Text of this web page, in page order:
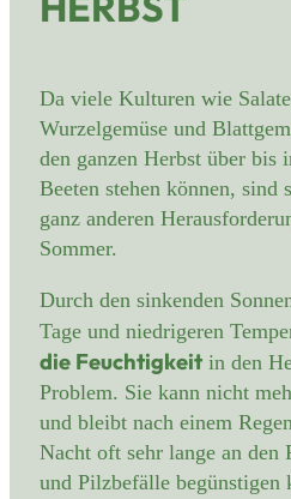
Da viele Kulturen wie
Wurzelgemüse und
den ganzen Herbst über bis
Beeten stehen können,
ganz anderen
Sommer.
Durch den sinkenden
Tage und niedrigeren
die Feuchtigkeit in den
Problem. Sie kann nicht
und bleibt nach einem
Nacht oft sehr lange an den
und Pilzbefälle begünstigen